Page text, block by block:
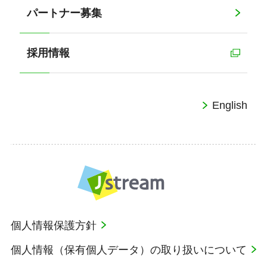
パートナー募集
採用情報
English
個人情報保護方針
個人情報（保有個人データ）の取り扱いについて